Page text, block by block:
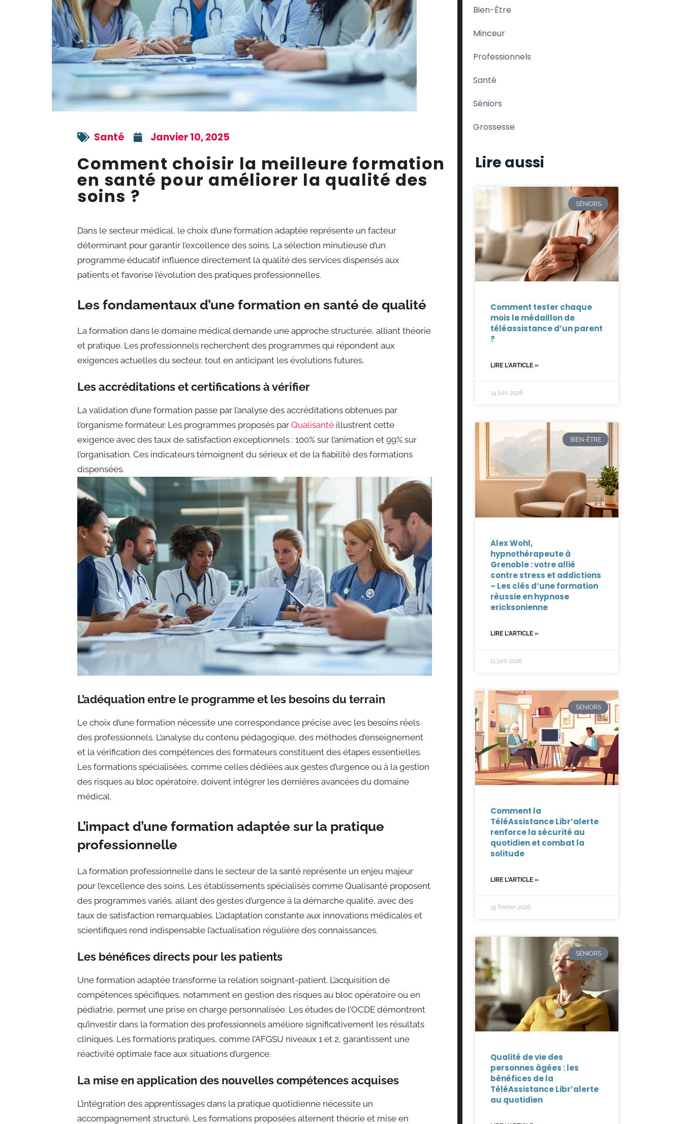
Santé Janvier 10, 2025
Comment choisir la meilleure formation
en santé pour améliorer la qualité des
soins ?
Dans le secteur médical, le choix d’une formation adaptée représente un facteur
déterminant pour garantir l’excellence des soins. La sélection minutieuse d’un
programme éducatif influence directement la qualité des services dispensés aux
patients et favorise l’évolution des pratiques professionnelles.
Les fondamentaux d’une formation en santé de qualité
La formation dans le domaine médical demande une approche structurée, alliant théorie
et pratique. Les professionnels recherchent des programmes qui répondent aux
exigences actuelles du secteur, tout en anticipant les évolutions futures.
Les accréditations et certifications à vérifier
La validation d’une formation passe par l’analyse des accréditations obtenues par
l’organisme formateur. Les programmes proposés par Qualisanté illustrent cette
exigence avec des taux de satisfaction exceptionnels : 100% sur l’animation et 99% sur
l’organisation. Ces indicateurs témoignent du sérieux et de la fiabilité des formations
dispensées.
L’adéquation entre le programme et les besoins du terrain
Le choix d’une formation nécessite une correspondance précise avec les besoins réels
des professionnels. L’analyse du contenu pédagogique, des méthodes d’enseignement
et la vérification des compétences des formateurs constituent des étapes essentielles.
Les formations spécialisées, comme celles dédiées aux gestes d’urgence ou à la gestion
des risques au bloc opératoire, doivent intégrer les dernières avancées du domaine
médical.
L’impact d’une formation adaptée sur la pratique
professionnelle
La formation professionnelle dans le secteur de la santé représente un enjeu majeur
pour l’excellence des soins. Les établissements spécialisés comme Qualisanté proposent
des programmes variés, allant des gestes d’urgence à la démarche qualité, avec des
taux de satisfaction remarquables. L’adaptation constante aux innovations médicales et
scientifiques rend indispensable l’actualisation régulière des connaissances.
Les bénéfices directs pour les patients
Une formation adaptée transforme la relation soignant-patient. L’acquisition de
compétences spécifiques, notamment en gestion des risques au bloc opératoire ou en
pédiatrie, permet une prise en charge personnalisée. Les études de l’OCDE démontrent
qu’investir dans la formation des professionnels améliore significativement les résultats
cliniques. Les formations pratiques, comme l’AFGSU niveaux 1 et 2, garantissent une
réactivité optimale face aux situations d’urgence.
La mise en application des nouvelles compétences acquises
L’intégration des apprentissages dans la pratique quotidienne nécessite un
accompagnement structuré. Les formations proposées alternent théorie et mise en
Bien-Être
Minceur
Professionnels
Santé
Séniors
Grossesse
Lire aussi
SÉNIORS
Comment tester chaque
mois le médaillon de
téléassistance d’un parent
?
LIRE L'ARTICLE »
14 juin 2026
BIEN-ÊTRE
Alex Wohl,
hypnothérapeute à
Grenoble : votre allié
contre stress et addictions
– Les clés d’une formation
réussie en hypnose
ericksonienne
LIRE L'ARTICLE »
11 juin 2026
SÉNIORS
Comment la
TéléAssistance Libr’alerte
renforce la sécurité au
quotidien et combat la
solitude
LIRE L'ARTICLE »
15 février 2026
SÉNIORS
Qualité de vie des
personnes âgées : les
bénéfices de la
TéléAssistance Libr’alerte
au quotidien